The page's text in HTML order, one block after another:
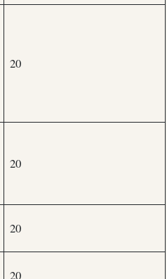
20
20
20
20